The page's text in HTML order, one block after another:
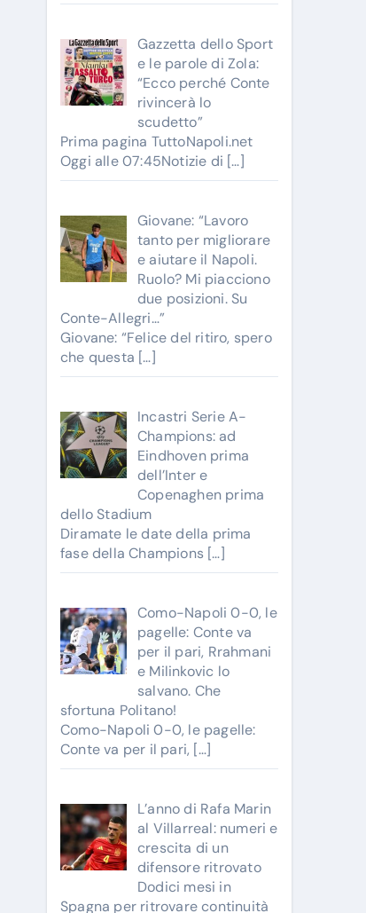
Gazzetta dello Sport
e le parole di Zola:
“Ecco perché Conte
rivincerà lo
scudetto”
Prima pagina TuttoNapoli.net
Oggi alle 07:45Notizie di […]
Giovane: “Lavoro
tanto per migliorare
e aiutare il Napoli.
Ruolo? Mi piacciono
due posizioni. Su
Conte-Allegri…”
Giovane: “Felice del ritiro, spero
che questa […]
Incastri Serie A-
Champions: ad
Eindhoven prima
dell’Inter e
Copenaghen prima
dello Stadium
Diramate le date della prima
fase della Champions […]
Como-Napoli 0-0, le
pagelle: Conte va
per il pari, Rrahmani
e Milinkovic lo
salvano. Che
sfortuna Politano!
Como-Napoli 0-0, le pagelle:
Conte va per il pari, […]
L’anno di Rafa Marin
al Villarreal: numeri e
crescita di un
difensore ritrovato
Dodici mesi in
Spagna per ritrovare continuità